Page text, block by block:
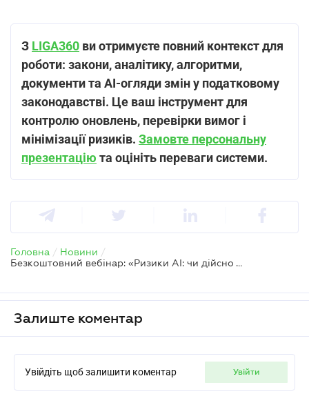
З LIGA360 ви отримуєте повний контекст для
роботи: закони, аналітику, алгоритми,
документи та AI-огляди змін у податковому
законодавстві. Це ваш інструмент для
контролю оновлень, перевірки вимог і
мінімізації ризиків. Замовте персональну
презентацію та оцініть переваги системи.
Головна / Новини /
Безкоштовний вебінар: «Ризики AI: чи дійсно технологія безпечна?»
Залиште коментар
Увійдіть щоб залишити коментар увійти